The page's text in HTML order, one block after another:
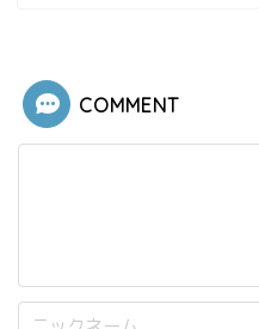
COMMENT